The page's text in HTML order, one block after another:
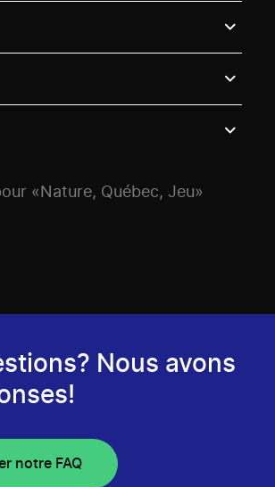
«Nature, Québec, Jeu»
Nous avons
notre FAQ